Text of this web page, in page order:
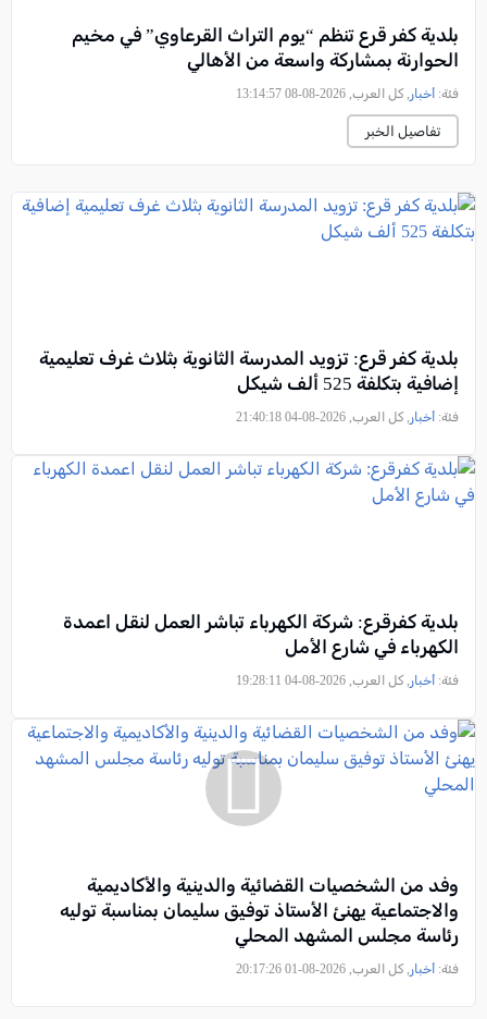
بلدية كفر قرع تنظم “يوم التراث القرعاوي” في مخيم
الحوارنة بمشاركة واسعة من الأهالي
فئة: أخبار , كل العرب, 2026-08-08 13:14:57
تفاصيل الخبر
بلدية كفر قرع: تزويد المدرسة الثانوية بثلاث غرف تعليمية
إضافية بتكلفة 525 ألف شيكل
فئة: أخبار , كل العرب, 2026-08-04 21:40:18
بلدية كفرقرع: شركة الكهرباء تباشر العمل لنقل اعمدة
الكهرباء في شارع الأمل
فئة: أخبار , كل العرب, 2026-08-04 19:28:11
وفد من الشخصيات القضائية والدينية والأكاديمية
والاجتماعية يهنئ الأستاذ توفيق سليمان بمناسبة توليه
رئاسة مجلس المشهد المحلي
فئة: أخبار , كل العرب, 2026-08-01 20:17:26